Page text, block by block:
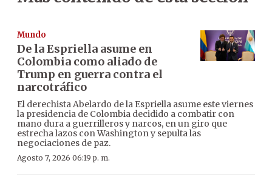
Mundo
De la Espriella asume en
Colombia como aliado de
Trump en guerra contra el
narcotráfico
El derechista Abelardo de la Espriella asume este viernes
la presidencia de Colombia decidido a combatir con
mano dura a guerrilleros y narcos, en un giro que
estrecha lazos con Washington y sepulta las
negociaciones de paz.
Agosto 7, 2026 06:19 p. m.